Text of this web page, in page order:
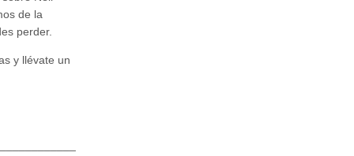
de la
perder.
y llévate un